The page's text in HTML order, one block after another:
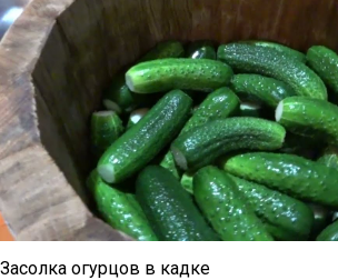
Засолка огурцов в кадке